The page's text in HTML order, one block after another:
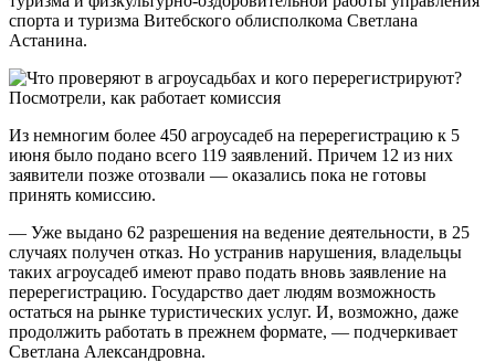
спорта и туризма Витебского облисполкома Светлана
Астанина.
Из немногим более 450 агроусадеб на перерегистрацию к 5
июня было подано всего 119 заявлений. Причем 12 из них
заявители позже отозвали — оказались пока не готовы
принять комиссию.
— Уже выдано 62 разрешения на ведение деятельности, в 25
случаях получен отказ. Но устранив нарушения, владельцы
таких агроусадеб имеют право подать вновь заявление на
перерегистрацию. Государство дает людям возможность
остаться на рынке туристических услуг. И, возможно, даже
продолжить работать в прежнем формате, — подчеркивает
Светлана Александровна.